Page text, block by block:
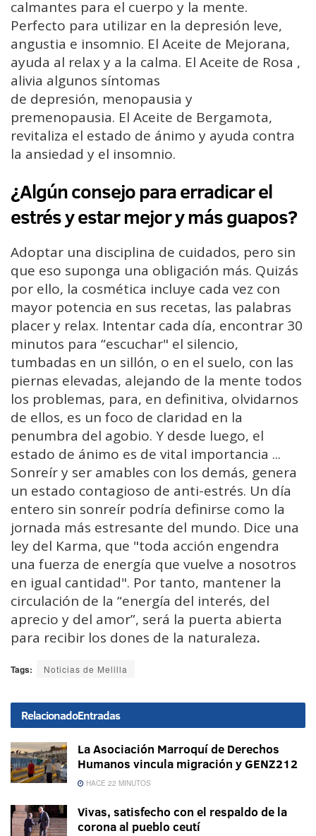
calmantes para el cuerpo y la mente.
Perfecto para utilizar en la depresión leve,
angustia e insomnio. El Aceite de Mejorana,
ayuda al relax y a la calma. El Aceite de Rosa ,
alivia algunos síntomas
de depresión, menopausia y
premenopausia. El Aceite de Bergamota,
revitaliza el estado de ánimo y ayuda contra
la ansiedad y el insomnio.
¿Algún consejo para erradicar el
estrés y estar mejor y más guapos?
Adoptar una disciplina de cuidados, pero sin
que eso suponga una obligación más. Quizás
por ello, la cosmética incluye cada vez con
mayor potencia en sus recetas, las palabras
placer y relax. Intentar cada día, encontrar 30
minutos para “escuchar" el silencio,
tumbadas en un sillón, o en el suelo, con las
piernas elevadas, alejando de la mente todos
los problemas, para, en definitiva, olvidarnos
de ellos, es un foco de claridad en la
penumbra del agobio. Y desde luego, el
estado de ánimo es de vital importancia ...
Sonreír y ser amables con los demás, genera
un estado contagioso de anti-estrés. Un día
entero sin sonreír podría definirse como la
jornada más estresante del mundo. Dice una
ley del Karma, que "toda acción engendra
una fuerza de energía que vuelve a nosotros
en igual cantidad". Por tanto, mantener la
circulación de la “energía del interés, del
aprecio y del amor”, será la puerta abierta
para recibir los dones de la naturaleza.
Tags: Noticias de Melilla
RelacionadoEntradas
La Asociación Marroquí de Derechos
Humanos vincula migración y GENZ212
HACE 22 MINUTOS
Vivas, satisfecho con el respaldo de la
corona al pueblo ceutí